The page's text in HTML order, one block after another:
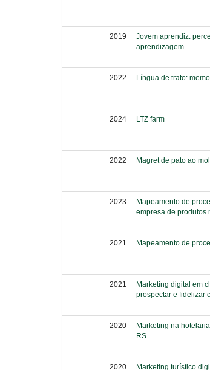
2019
Jovem aprendiz:
aprendizagem
2022 Língua de trato:
2024 LTZ farm
2022 Magret de pato ao
2023
Mapeamento de
empresa de produtos
2021 Mapeamento de
2021
Marketing digital em
prospectar e fidelizar
2020
Marketing na
RS
2020 Marketing turístico